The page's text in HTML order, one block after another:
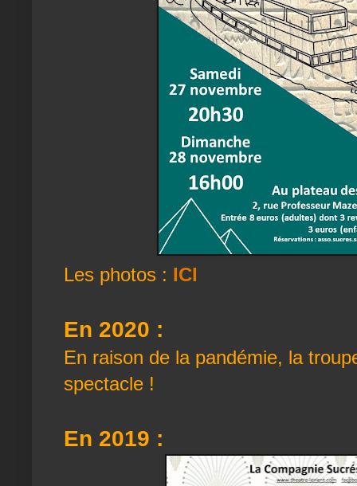
Les photos : ICI
En 2020 :
En raison de la pandémie, la
spectacle !
En 2019 :